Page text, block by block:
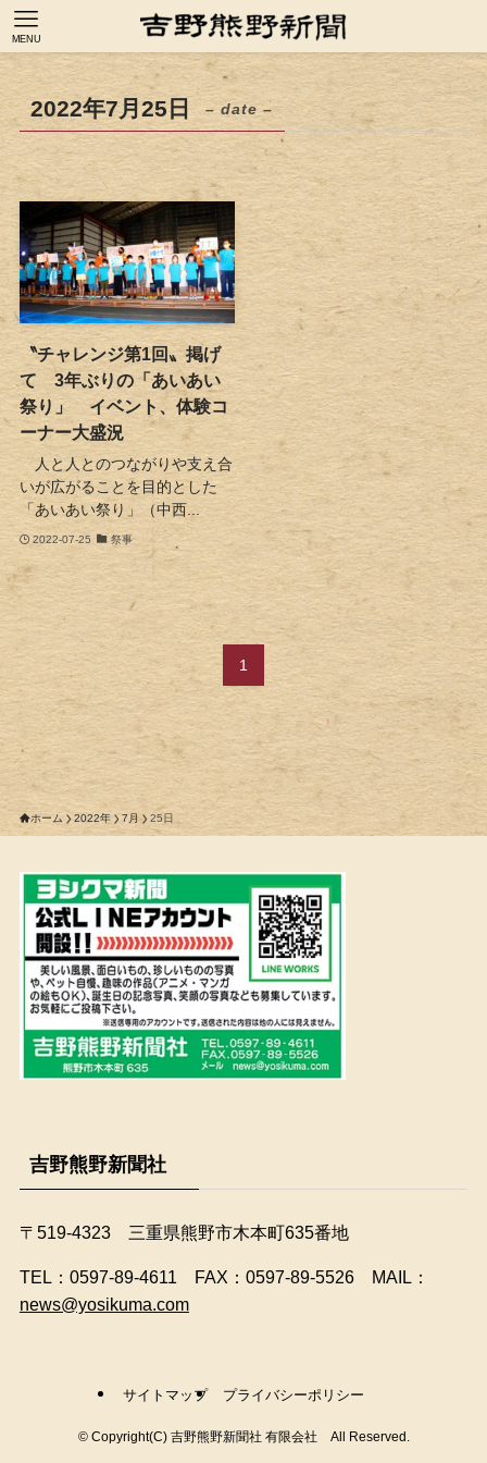
MENU
2022年7月25日 – date –
〝チャレンジ第1回〟掲げ
て 3年ぶりの「あいあい
祭り」 イベント、体験コ
ーナー大盛況
人と人とのつながりや支え合
いが広がることを目的とした
「あいあい祭り」（中西...
2022-07-25 祭事
1
ホーム 2022年 7月 25日
吉野熊野新聞社
〒519-4323 三重県熊野市木本町635番地
​TEL：0597-89-4611 FAX：0597-89-5526 MAIL：
news@yosikuma.com
サイトマップ プライバシーポリシー
©Copyright(C) 吉野熊野新聞社 有限会社 All Reserved.